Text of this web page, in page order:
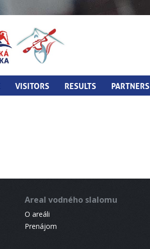
VISITORS RESULTS PARTNERS
Areal vodného slalomu
O areáli
Prenájom